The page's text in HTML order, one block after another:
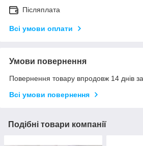
Післяплата
Всі умови оплати
Умови повернення
Повернення товару впродовж 14 днів
Всі умови повернення
Подібні товари компанії